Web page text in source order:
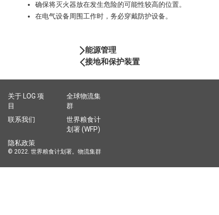
确保将灭火器放在发生危险的可能性较高的位置。
在电气设备周围工作时，务必穿戴防护设备。
Book
Navigation
接地和保护装置
能源管理
关于 LOG 项
目
全球物流集
群
联系我们
世界粮食计
划署 (WFP)
隐私政策
© 2022. 世界粮食计划署。物流集群